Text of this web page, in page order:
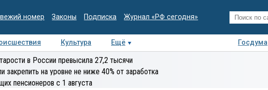
номер Законы Подписка Журнал «РФ сегодня»
Культура Ещё Госдума
Интервью Колумнисты
в России превысила 27,2 тысячи
на уровне не ниже 40% от заработка
пенсионеров с 1 августа